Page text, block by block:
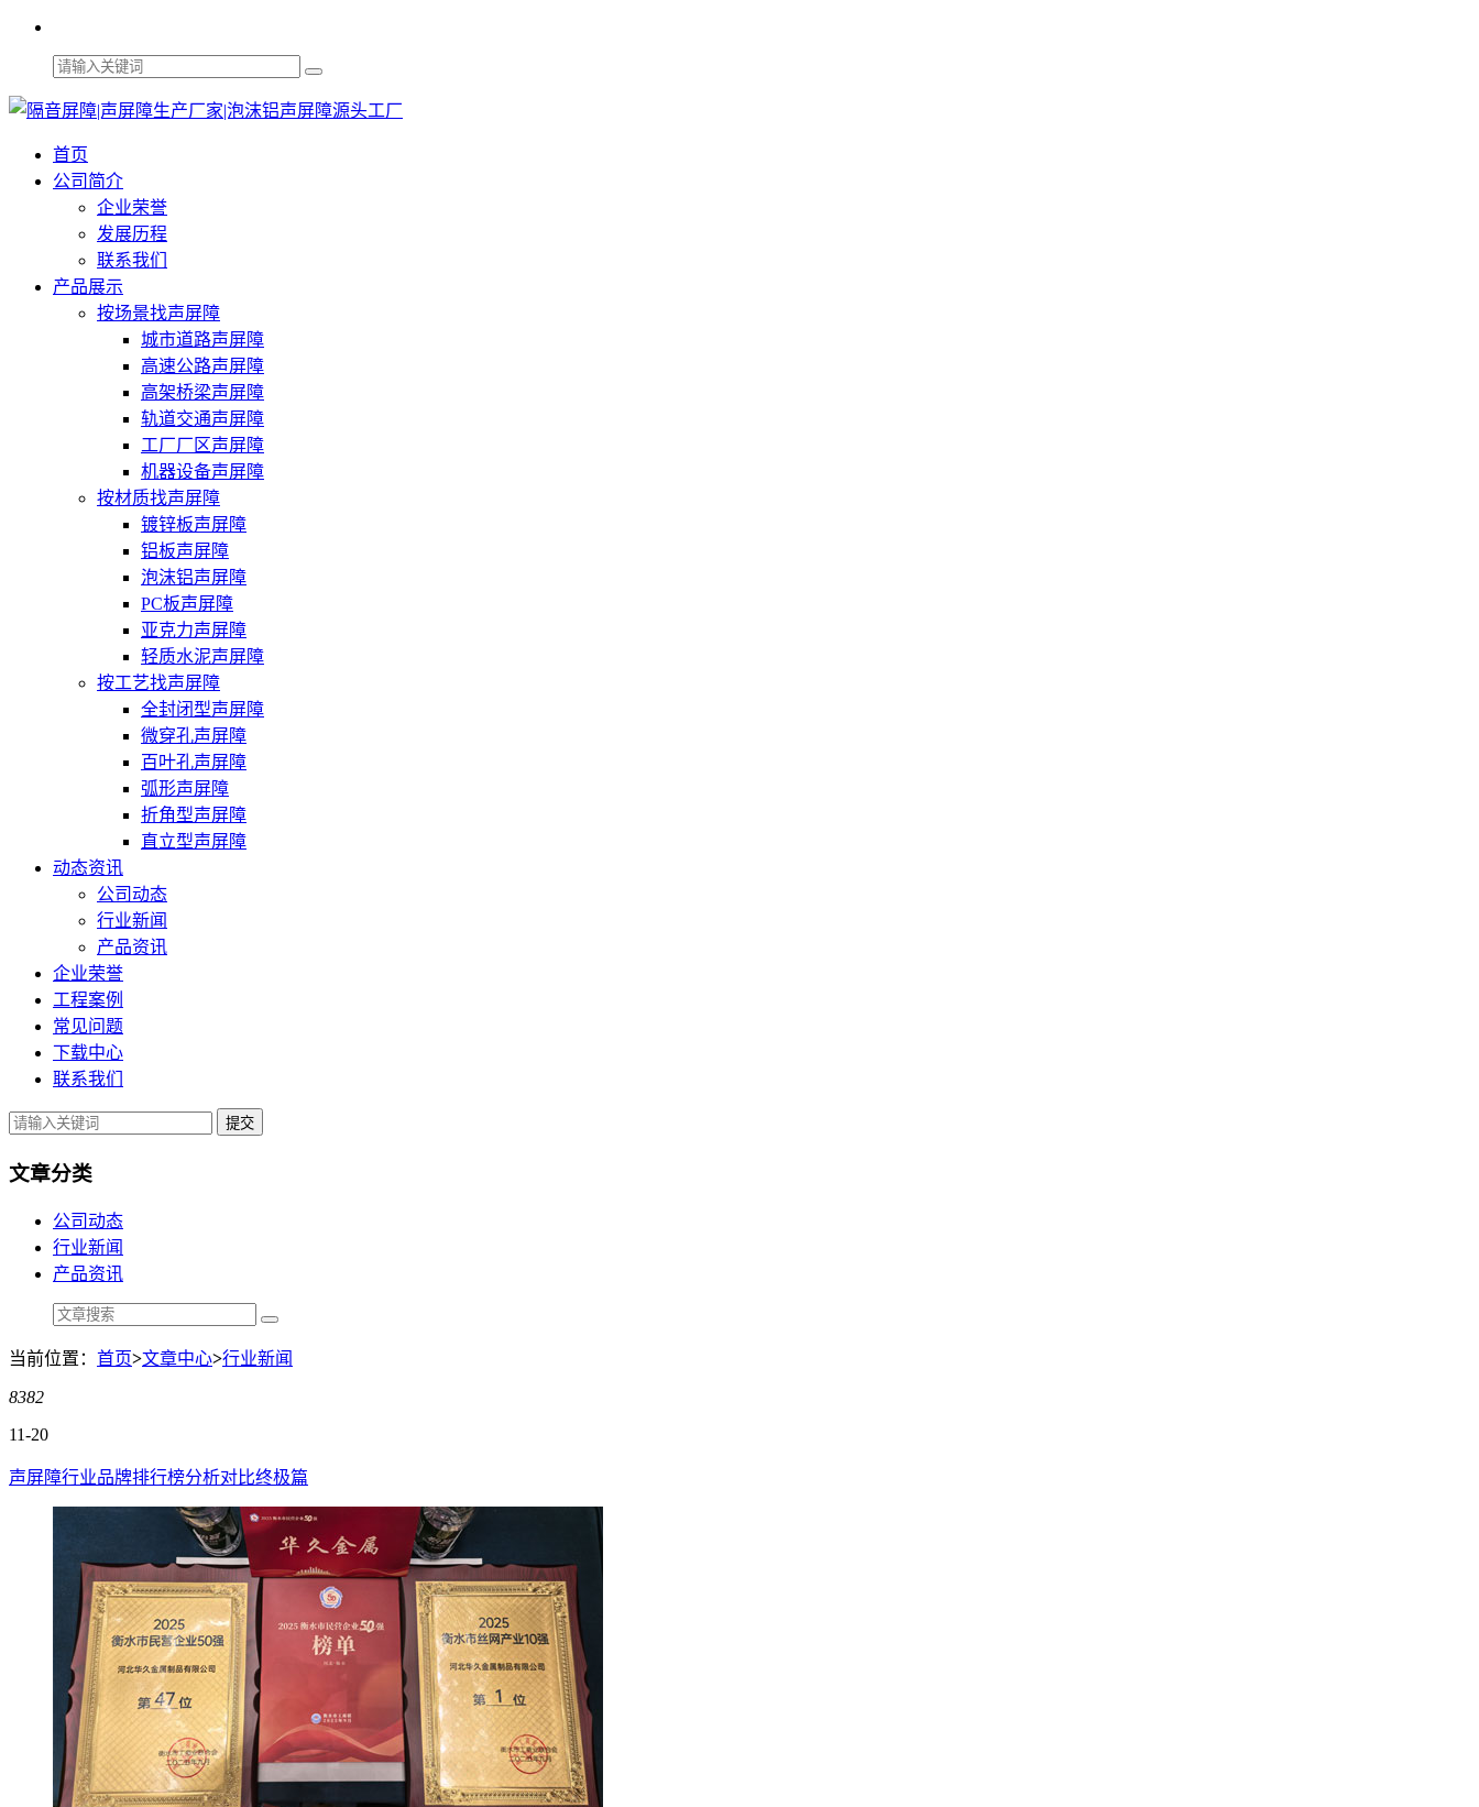
首页
公司简介
企业荣誉
发展历程
联系我们
产品展示
按场景找声屏障
城市道路声屏障
高速公路声屏障
高架桥梁声屏障
轨道交通声屏障
工厂厂区声屏障
机器设备声屏障
按材质找声屏障
镀锌板声屏障
铝板声屏障
泡沫铝声屏障
PC板声屏障
亚克力声屏障
轻质水泥声屏障
按工艺找声屏障
全封闭型声屏障
微穿孔声屏障
百叶孔声屏障
弧形声屏障
折角型声屏障
直立型声屏障
动态资讯
公司动态
行业新闻
产品资讯
企业荣誉
工程案例
常见问题
下载中心
联系我们
提交
文章分类
公司动态
行业新闻
产品资讯
当前位置： 首页>文章中心>行业新闻
8382
11-20
声屏障行业品牌排行榜分析对比终极篇